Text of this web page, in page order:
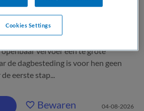
aan? Maak jij het verschil achter het
cliënten met een psychische
vervoer een te grote
de dagbesteding is voor hen geen
eerste stap...
Bewaren 04-08-2026
Cookies Settings